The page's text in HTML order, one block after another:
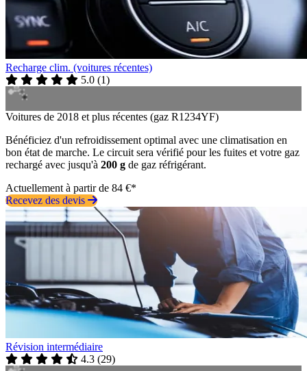
Recharge clim. (voitures récentes)
5.0 (1)
Voitures de 2018 et plus récentes (gaz R1234YF)
Bénéficiez d'un refroidissement optimal avec une climatisation en
bon état de marche. Le circuit sera vérifié pour les fuites et votre gaz
rechargé avec jusqu'à 200 g de gaz réfrigérant.
Actuellement à partir de 84 €*
Recevez des devis
Révision intermédiaire
4.3 (29)